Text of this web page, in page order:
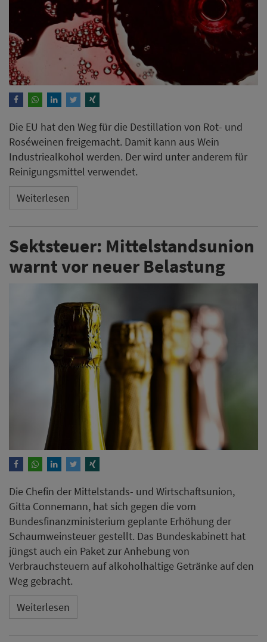
Die EU hat den Weg für die Destillation von Rot- und
Roséweinen freigemacht. Damit kann aus Wein
Industriealkohol werden. Der wird unter anderem für
Reinigungsmittel verwendet.
Weiterlesen
Sektsteuer: Mittelstandsunion
warnt vor neuer Belastung
Die Chefin der Mittelstands- und Wirtschaftsunion,
Gitta Connemann, hat sich gegen die vom
Bundesfinanzministerium geplante Erhöhung der
Schaumweinsteuer gestellt. Das Bundeskabinett hat
jüngst auch ein Paket zur Anhebung von
Verbrauchsteuern auf alkoholhaltige Getränke auf den
Weg gebracht.
Weiterlesen